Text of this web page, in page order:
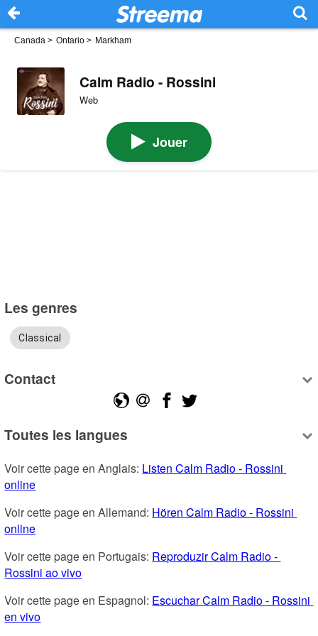
Canada > Ontario > Markham
Calm Radio - Rossini
Web
Jouer
Les genres
Classical
Contact
Toutes les langues
Voir cette page en Anglais: Listen Calm Radio - Rossini
online
Voir cette page en Allemand: Hören Calm Radio - Rossini
online
Voir cette page en Portugais: Reproduzir Calm Radio -
Rossini ao vivo
Voir cette page en Espagnol: Escuchar Calm Radio - Rossini
en vivo